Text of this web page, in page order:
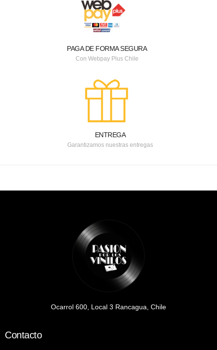
PAGA DE FORMA SEGURA
Con Webpay Plus Chile
ENTREGA
Garantizamos nuestras entregas
Ocarrol 600, Local 3 Rancagua, Chile
Contacto